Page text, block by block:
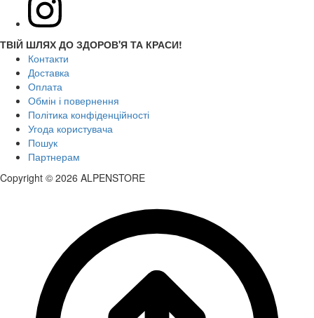
ТВІЙ ШЛЯХ ДО ЗДОРОВ'Я ТА КРАСИ!
Контакти
Доставка
Оплата
Обмін і повернення
Політика конфіденційності
Угода користувача
Пошук
Партнерам
Copyright © 2026 ALPENSTORE